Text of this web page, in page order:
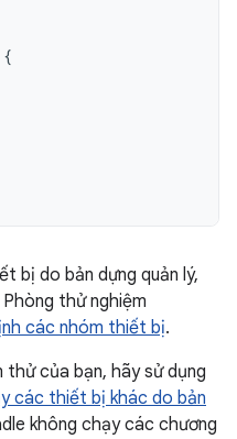
{
bị do bản dựng quản lý,
thử nghiệm
các nhóm thiết bị.
của bạn, hãy sử dụng
các thiết bị khác do bản
không chạy các chương